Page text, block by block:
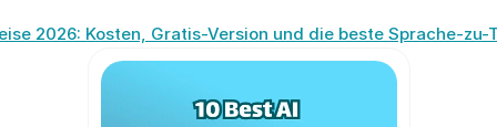
2026: Kosten, Gratis-Version und die beste Sprache-zu-